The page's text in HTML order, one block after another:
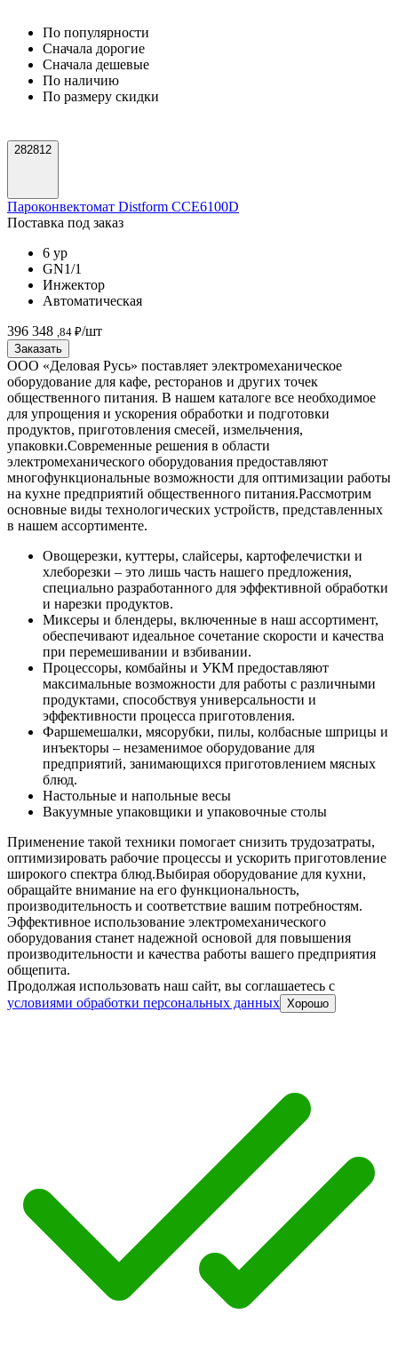
По популярности
Cначала дорогие
Cначала дешевые
По наличию
По размеру скидки
282812
Пароконвектомат Distform CCE6100D
Поставка под заказ
6 ур
GN1/1
Инжектор
Автоматическая
396 348 ,84 ₽/шт
Заказать
ООО «Деловая Русь» поставляет электромеханическое
оборудование для кафе, ресторанов и других точек
общественного питания. В нашем каталоге все необходимое
для упрощения и ускорения обработки и подготовки
продуктов, приготовления смесей, измельчения,
упаковки.Современные решения в области
электромеханического оборудования предоставляют
многофункциональные возможности для оптимизации работы
на кухне предприятий общественного питания.Рассмотрим
основные виды технологических устройств, представленных
в нашем ассортименте.
Овощерезки, куттеры, слайсеры, картофелечистки и
хлеборезки – это лишь часть нашего предложения,
специально разработанного для эффективной обработки
и нарезки продуктов.
Миксеры и блендеры, включенные в наш ассортимент,
обеспечивают идеальное сочетание скорости и качества
при перемешивании и взбивании.
Процессоры, комбайны и УКМ предоставляют
максимальные возможности для работы с различными
продуктами, способствуя универсальности и
эффективности процесса приготовления.
Фаршемешалки, мясорубки, пилы, колбасные шприцы и
инъекторы – незаменимое оборудование для
предприятий, занимающихся приготовлением мясных
блюд.
Настольные и напольные весы
Вакуумные упаковщики и упаковочные столы
Применение такой техники помогает снизить трудозатраты,
оптимизировать рабочие процессы и ускорить приготовление
широкого спектра блюд.Выбирая оборудование для кухни,
обращайте внимание на его функциональность,
производительность и соответствие вашим потребностям.
Эффективное использование электромеханического
оборудования станет надежной основой для повышения
производительности и качества работы вашего предприятия
общепита.
Продолжая использовать наш сайт, вы соглашаетесь c
условиями обработки персональных данных Хорошо